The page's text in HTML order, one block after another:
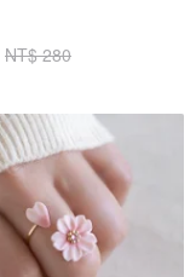
NT$ 280